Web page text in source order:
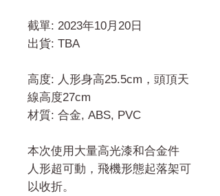
截單: 2023年10月20日
出貨: TBA
高度: 人形身高25.5cm，頭頂天
線高度27cm
材質: 合金, ABS, PVC
本次使用大量高光漆和合金件
人形超可動，飛機形態起落架可
以收折。